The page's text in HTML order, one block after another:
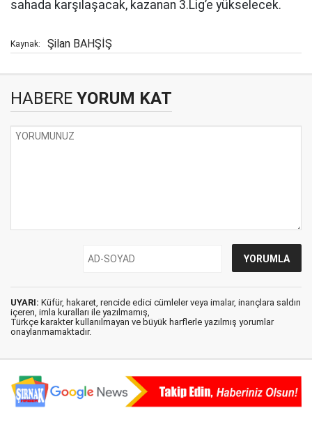
sahada karşılaşacak, kazanan 3.Lig’e yükselecek.
Kaynak: Şilan BAHŞİŞ
HABERE YORUM KAT
UYARI: Küfür, hakaret, rencide edici cümleler veya imalar, inançlara saldırı
içeren, imla kuralları ile yazılmamış,
Türkçe karakter kullanılmayan ve büyük harflerle yazılmış yorumlar
onaylanmamaktadır.